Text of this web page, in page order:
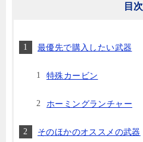
目次
最優先で購入したい武器
特殊カービン
ホーミングランチャー
そのほかのオススメの武器